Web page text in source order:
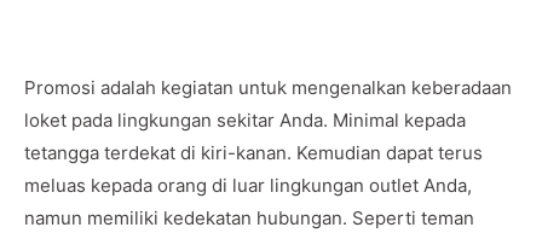
Promosi adalah kegiatan untuk mengenalkan keberadaan
loket pada lingkungan sekitar Anda. Minimal kepada
tetangga terdekat di kiri-kanan. Kemudian dapat terus
meluas kepada orang di luar lingkungan outlet Anda,
namun memiliki kedekatan hubungan. Seperti teman